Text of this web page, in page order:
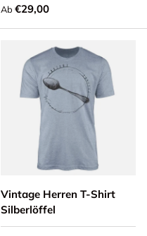
Ab Normaler Preis
€29,00
Vintage Herren T-Shirt
Silberlöffel